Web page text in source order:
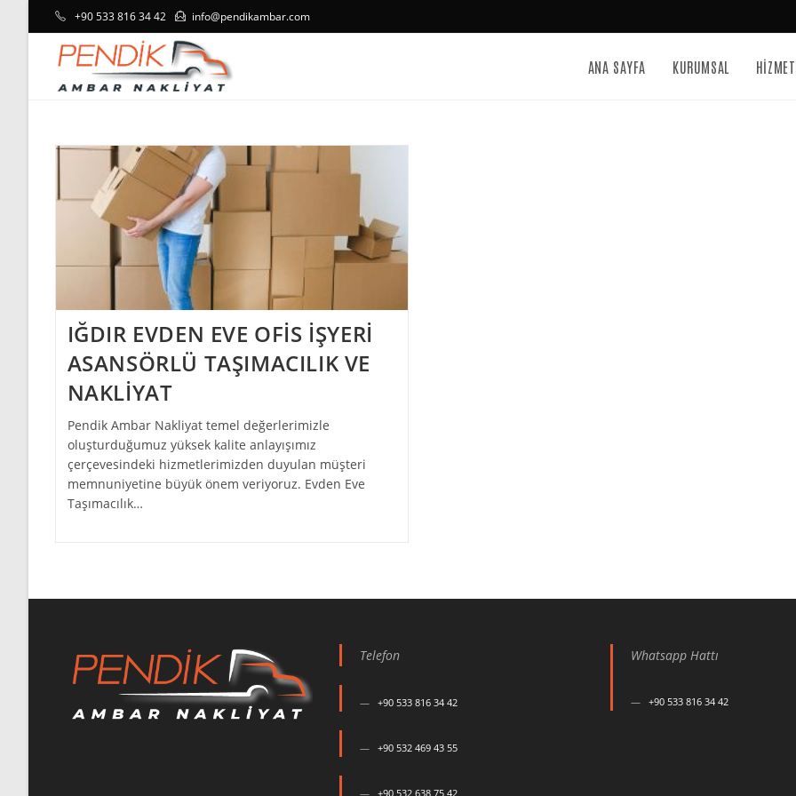
+90 533 816 34 42 info@pendikambar.com
ANA SAYFA KURUMSAL
IĞDIR EVDEN EVE OFİS İŞYERİ
ASANSÖRLÜ TAŞIMACILIK VE
NAKLİYAT
Pendik Ambar Nakliyat temel değerlerimizle
oluşturduğumuz yüksek kalite anlayışımız
çerçevesindeki hizmetlerimizden duyulan müşteri
memnuniyetine büyük önem veriyoruz. Evden Eve
Taşımacılık…
Telefon
+90 533 816 34 42
+90 532 469 43 55
+90 532 638 75 42
Whatsapp Hattı
+90 533 816 34 42